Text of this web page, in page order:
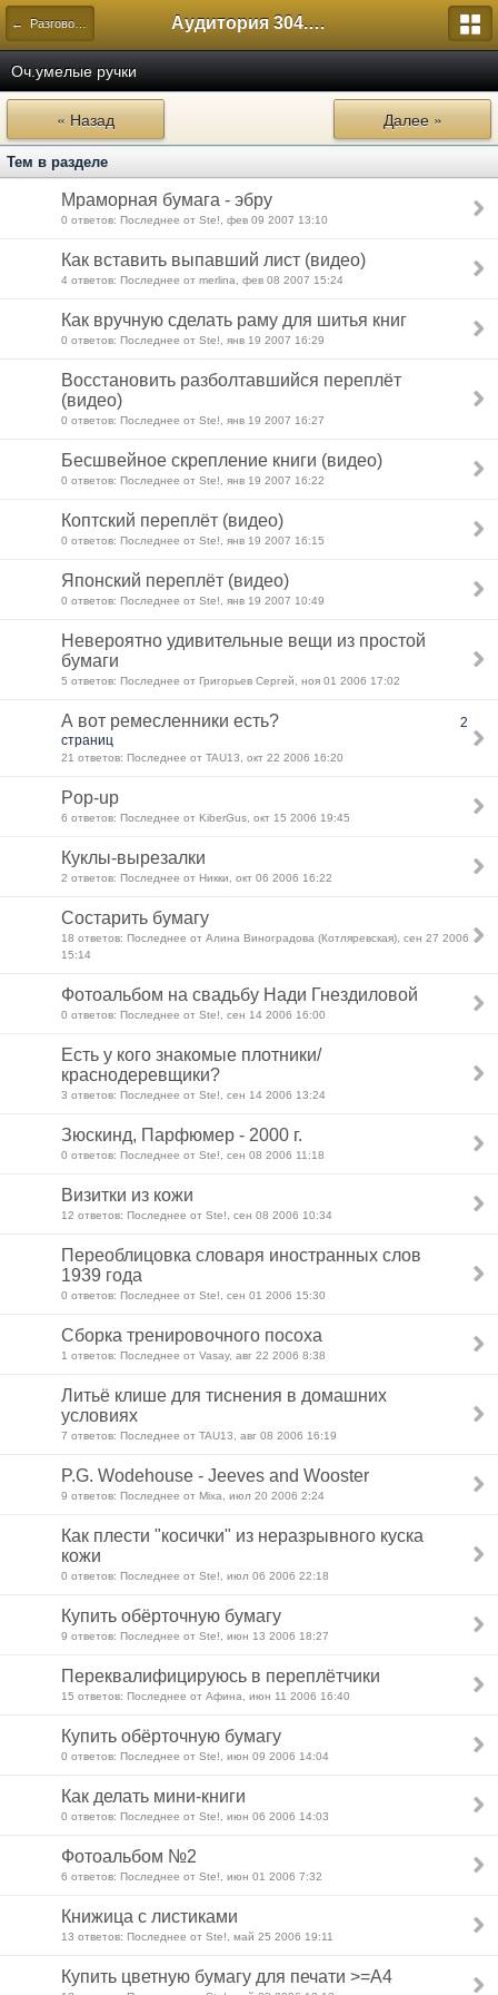
← Разговоры по интересам Аудитория 304. История России
Оч.умелые ручки
« Назад Далее »
Тем в разделе
Мраморная бумага - эбру
0 ответов: Последнее от Ste!, фев 09 2007 13:10
Как вставить выпавший лист (видео)
4 ответов: Последнее от merlina, фев 08 2007 15:24
Как вручную сделать раму для шитья книг
0 ответов: Последнее от Ste!, янв 19 2007 16:29
Восстановить разболтавшийся переплёт
(видео)
0 ответов: Последнее от Ste!, янв 19 2007 16:27
Бесшвейное скрепление книги (видео)
0 ответов: Последнее от Ste!, янв 19 2007 16:22
Коптский переплёт (видео)
0 ответов: Последнее от Ste!, янв 19 2007 16:15
Японский переплёт (видео)
0 ответов: Последнее от Ste!, янв 19 2007 10:49
Невероятно удивительные вещи из простой
бумаги
5 ответов: Последнее от Григорьев Сергей, ноя 01 2006 17:02
А вот ремесленники есть?
2
страниц
21 ответов: Последнее от TAU13, окт 22 2006 16:20
Pop-up
6 ответов: Последнее от KiberGus, окт 15 2006 19:45
Куклы-вырезалки
2 ответов: Последнее от Никки, окт 06 2006 16:22
Состарить бумагу
18 ответов: Последнее от Алина Виноградова (Котляревская), сен 27 2006
15:14
Фотоальбом на свадьбу Нади Гнездиловой
0 ответов: Последнее от Ste!, сен 14 2006 16:00
Есть у кого знакомые плотники/
краснодеревщики?
3 ответов: Последнее от Ste!, сен 14 2006 13:24
Зюскинд, Парфюмер - 2000 г.
0 ответов: Последнее от Ste!, сен 08 2006 11:18
Визитки из кожи
12 ответов: Последнее от Ste!, сен 08 2006 10:34
Переоблицовка словаря иностранных слов
1939 года
0 ответов: Последнее от Ste!, сен 01 2006 15:30
Сборка тренировочного посоха
1 ответов: Последнее от Vasay, авг 22 2006 8:38
Литьё клише для тиснения в домашних
условиях
7 ответов: Последнее от TAU13, авг 08 2006 16:19
P.G. Wodehouse - Jeeves and Wooster
9 ответов: Последнее от Mixa, июл 20 2006 2:24
Как плести "косички" из неразрывного куска
кожи
0 ответов: Последнее от Ste!, июл 06 2006 22:18
Купить обёрточную бумагу
9 ответов: Последнее от Ste!, июн 13 2006 18:27
Переквалифицируюсь в переплётчики
15 ответов: Последнее от Афина, июн 11 2006 16:40
Купить обёрточную бумагу
0 ответов: Последнее от Ste!, июн 09 2006 14:04
Как делать мини-книги
0 ответов: Последнее от Ste!, июн 06 2006 14:03
Фотоальбом №2
6 ответов: Последнее от Ste!, июн 01 2006 7:32
Книжица с листиками
13 ответов: Последнее от Ste!, май 25 2006 19:11
Купить цветную бумагу для печати >=А4